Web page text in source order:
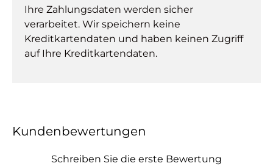
Ihre Zahlungsdaten werden sicher
verarbeitet. Wir speichern keine
Kreditkartendaten und haben keinen Zugriff
auf Ihre Kreditkartendaten.
Kundenbewertungen
Schreiben Sie die erste Bewertung